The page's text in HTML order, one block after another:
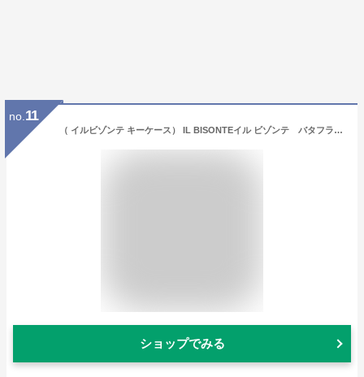
no. 11
（ イルビゾンテ キーケース） IL BISONTEイル ビゾンテ バタフライ キーケース（ キーホルダー ナスカン付き フックキーケース 54_1_ 5432409150 ） （ 正規品 バタフライ キーケース ）（ 商品番号 IB-34-09150 ）
ショップでみる